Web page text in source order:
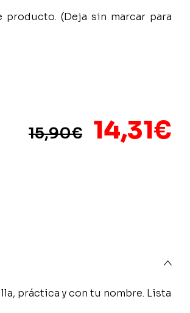
(Deja sin marcar para
15,90€ El
14,31€
práctica y con tu nombre. Lista